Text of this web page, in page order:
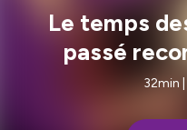
Le temps
passé
32min